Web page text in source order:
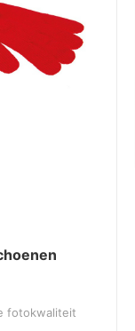
fotokwaliteit